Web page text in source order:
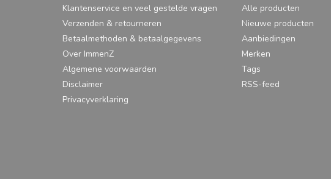
Klantenservice en veel gestelde vragen
Verzenden & retourneren
Betaalmethoden & betaalgegevens
Over ImmenZ
Algemene voorwaarden
Disclaimer
Privacyverklaring
Alle producten
Nieuwe producten
Aanbiedingen
Merken
Tags
RSS-feed